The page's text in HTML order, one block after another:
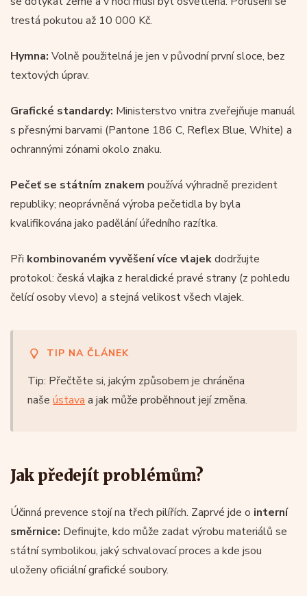
trestá pokutou až 10 000 Kč.
Hymna: Volně použitelná je jen v původní první sloce, bez
textových úprav.
Grafické standardy: Ministerstvo vnitra zveřejňuje manuál
s přesnými barvami (Pantone 186 C, Reflex Blue, White) a
ochrannými zónami okolo znaku.
Pečeť se státním znakem používá výhradně prezident
republiky; neoprávněná výroba pečetidla by byla
kvalifikována jako padělání úředního razítka.
Při kombinovaném vyvěšení více vlajekdodržujte
protokol: česká vlajka z heraldické pravé strany (z pohledu
čelící osoby vlevo) a stejná velikost všech vlajek.
TIP NA ČLÁNEK
Tip: Přečtěte si, jakým způsobem je chráněna
naše ústava a jak může proběhnout její změna.
Jak předejít problémům?
Účinná prevence stojí na třech pilířích. Zaprvé jde o interní
směrnice: Definujte, kdo může zadat výrobu materiálů se
státní symbolikou, jaký schvalovací proces a kde jsou
uloženy oficiální grafické soubory.